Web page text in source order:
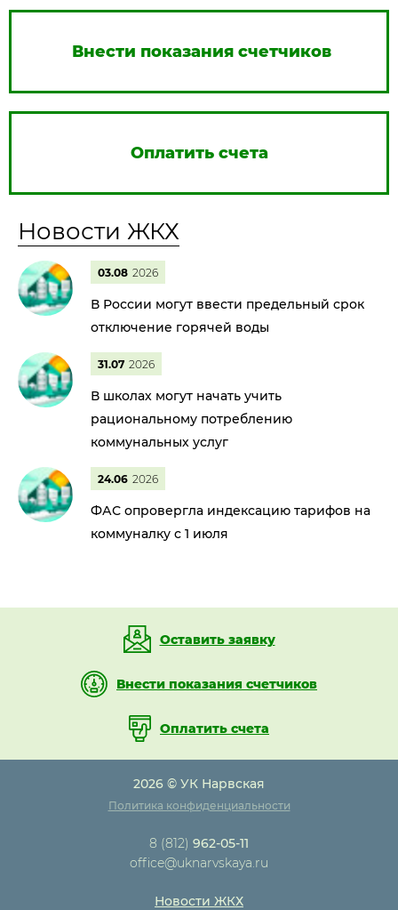
Внести показания счетчиков
Оплатить счета
Новости ЖКХ
03.08 2026
В России могут ввести предельный срок
отключение горячей воды
31.07 2026
В школах могут начать учить
рациональному потреблению
коммунальных услуг
24.06 2026
ФАС опровергла индексацию тарифов на
коммуналку с 1 июля
Оставить заявку
Внести показания счетчиков
Оплатить счета
2026 © УК Нарвская
Политика конфиденциальности
8 (812) 962-05-11
office@uknarvskaya.ru
Новости ЖКХ